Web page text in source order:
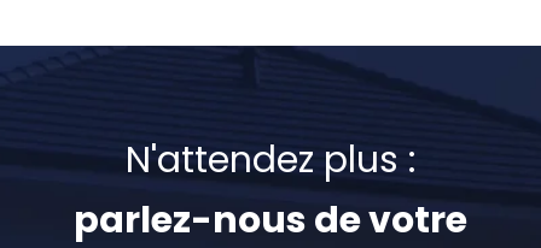
N'attendez plus :
parlez-nous de votre